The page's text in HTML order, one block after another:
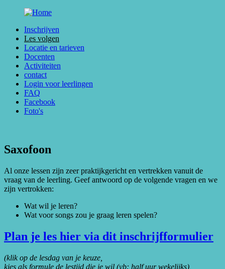
Overslaan en naar de inhoud gaan
Inschrijven
Les volgen
Locatie en tarieven
Docenten
Activiteiten
contact
Login voor leerlingen
FAQ
Facebook
Foto's
Saxofoon
Al onze lessen zijn zeer praktijkgericht en vertrekken vanuit de
vraag van de leerling. Geef antwoord op de volgende vragen en we
zijn vertrokken:
Wat wil je leren?
Wat voor songs zou je graag leren spelen?
Plan je les hier via dit inschrijfformulier
(klik op de lesdag van je keuze,
kies als formule de lestijd die je wil (vb: half uur wekelijks),